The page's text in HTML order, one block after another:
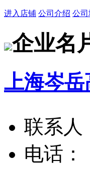
进入店铺 公司介绍 公司
企业名
上海岑
联系人
电话：